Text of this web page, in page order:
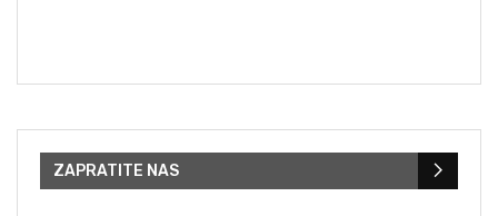
ZAPRATITE NAS